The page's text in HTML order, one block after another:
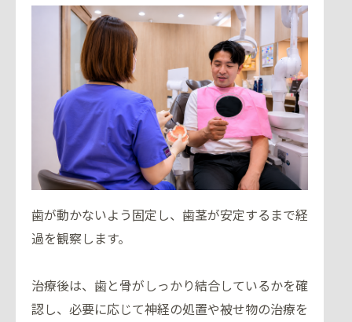
歯が動かないよう固定し、歯茎が安定するまで経
過を観察します。
治療後は、歯と骨がしっかり結合しているかを確
認し、必要に応じて神経の処置や被せ物の治療を